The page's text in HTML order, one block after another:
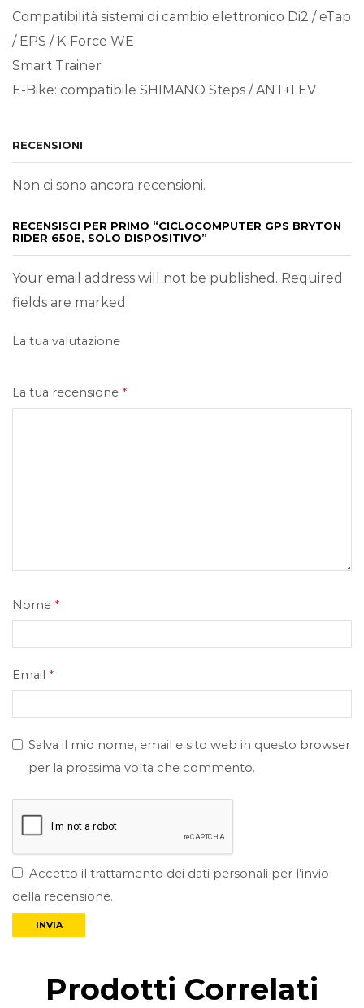
Compatibilità sistemi di cambio elettronico Di2 / eTap
/ EPS / K-Force WE
Smart Trainer
E-Bike: compatibile SHIMANO Steps / ANT+LEV
RECENSIONI
Non ci sono ancora recensioni.
RECENSISCI PER PRIMO “CICLOCOMPUTER GPS BRYTON
RIDER 650E, SOLO DISPOSITIVO”
Your email address will not be published. Required
fields are marked
La tua valutazione
La tua recensione *
Nome *
Email *
Salva il mio nome, email e sito web in questo browser
per la prossima volta che commento.
Accetto il trattamento dei dati personali per l’invio
della recensione.
Prodotti Correlati